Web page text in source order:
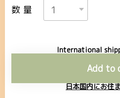
数量
International
Add to
日本国内にお住